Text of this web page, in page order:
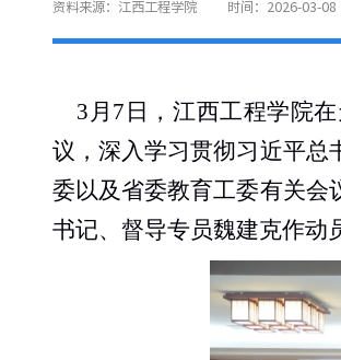
资料来源：江西工程学院 时间：2026-03-08
3 月 7日，江西工程学院在
议，深入学习贯彻习近平总
委以及省委教育工委有关会
书记、督导专员魏建克作动